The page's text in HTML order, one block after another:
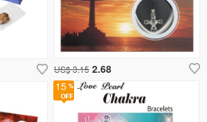
US$ 3.15 2.68
15